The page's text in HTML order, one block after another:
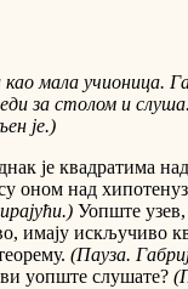
мала учионица.
за столом и
је.)
је квадратима
оном над
Уопште
имају искључиво
(Пауза.
уопште слушате?